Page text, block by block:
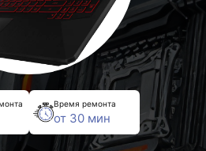
Время ремонта
от 30 мин